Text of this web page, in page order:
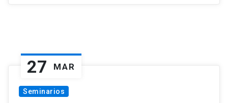
27 MAR
Seminarios